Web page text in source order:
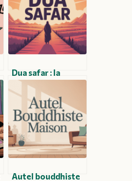
Dua safar : la
prière du voyage
en islam et
comment bien
l’accomplir
Autel bouddhiste